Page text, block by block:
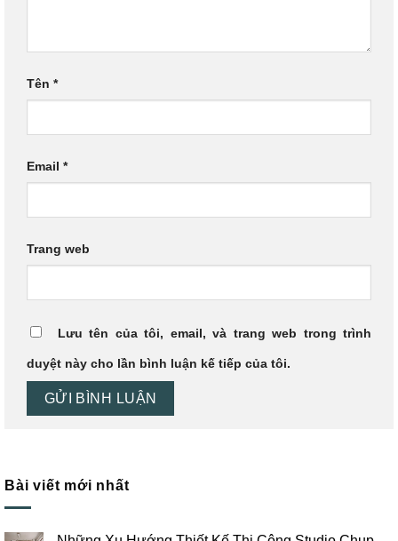
Tên *
Email *
Trang web
Lưu tên của tôi, email, và trang web trong trình
duyệt này cho lần bình luận kế tiếp của tôi.
Bài viết mới nhất